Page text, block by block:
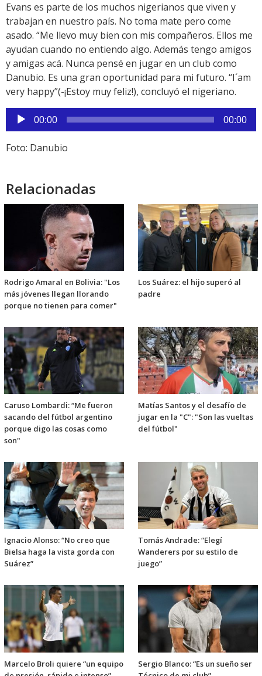
Evans es parte de los muchos nigerianos que viven y
trabajan en nuestro país. No toma mate pero come
asado. “Me llevo muy bien con mis compañeros. Ellos me
ayudan cuando no entiendo algo. Además tengo amigos
y amigas acá. Nunca pensé en jugar en un club como
Danubio. Es una gran oportunidad para mi futuro. “I´am
very happy”(-¡Estoy muy feliz!), concluyó el nigeriano.
Reproductor
de
audio
00:00 00:00
Foto: Danubio
Relacionadas
Rodrigo Amaral en Bolivia: "Los
más jóvenes llegan llorando
porque no tienen para comer"
Los Suárez: el hijo superó al
padre
Caruso Lombardi: “Me fueron
sacando del fútbol argentino
porque digo las cosas como
son"
Matías Santos y el desafío de
jugar en la "C": "Son las vueltas
del fútbol"
Ignacio Alonso: “No creo que
Bielsa haga la vista gorda con
Suárez”
Tomás Andrade: “Elegí
Wanderers por su estilo de
juego”
Marcelo Broli quiere “un equipo
Sergio Blanco: “Es un sueño ser